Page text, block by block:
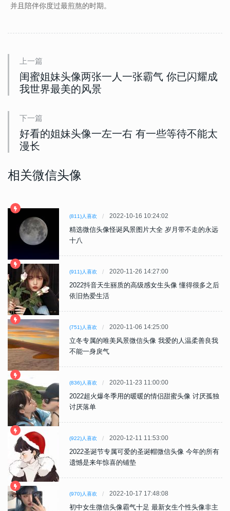
并且陪伴你度过最煎熬的时期。
上一篇
闺蜜姐妹头像两张一人一张霸气 你已闪耀成
我世界最美的风景
下一篇
好看的姐妹头像一左一右 有一些等待不能太
漫长
相关微信头像
(811)人喜欢 2022-10-16 10:24:02
精选微信头像怪诞风景图片大全 岁月带不走的永远
十八
(911)人喜欢 2020-11-26 14:27:00
2022抖音天生丽质的高级感女生头像 懂得很多之后
依旧热爱生活
(751)人喜欢 2020-11-06 14:25:00
立冬专属的唯美风景微信头像 我爱的人温柔善良我
不能一身戾气
(836)人喜欢 2020-11-23 11:00:00
2022超火爆冬季用的暖暖的情侣甜蜜头像 讨厌孤独
讨厌落单
(922)人喜欢 2020-12-11 11:53:00
2022圣诞节专属可爱的圣诞帽微信头像 今年的所有
遗憾是来年惊喜的铺垫
(970)人喜欢 2022-10-17 17:48:08
初中女生微信头像霸气十足 最新女生个性头像非主